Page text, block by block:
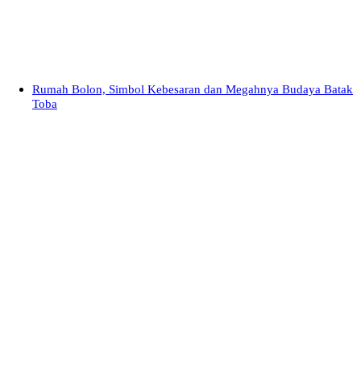
Rumah Bolon, Simbol Kebesaran dan Megahnya Budaya Batak
Toba